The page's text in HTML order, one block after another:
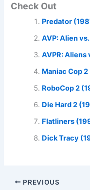
Check Out
Predator
AVP: Alien
AVPR: Aliens
Maniac Cop
RoboCop 2
Die Hard 2
Flatliners
Dick Tracy
PREVIOUS